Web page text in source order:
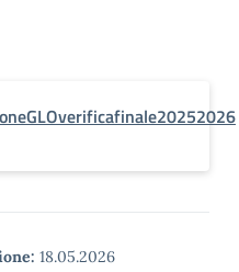
18.05.2026